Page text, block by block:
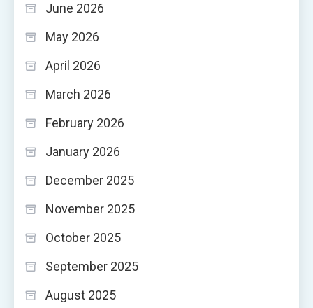
June 2026
May 2026
April 2026
March 2026
February 2026
January 2026
December 2025
November 2025
October 2025
September 2025
August 2025